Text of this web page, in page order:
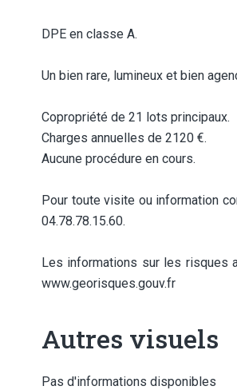
DPE en classe A.
Un bien rare, lumineux et bien
Copropriété de 21 lots principaux.
Charges annuelles de 2120 €.
Aucune procédure en cours.
Pour toute visite ou information
04.78.78.15.60.
Les informations sur les risques
www.georisques.gouv.fr
Autres visuels
Pas d'informations disponibles